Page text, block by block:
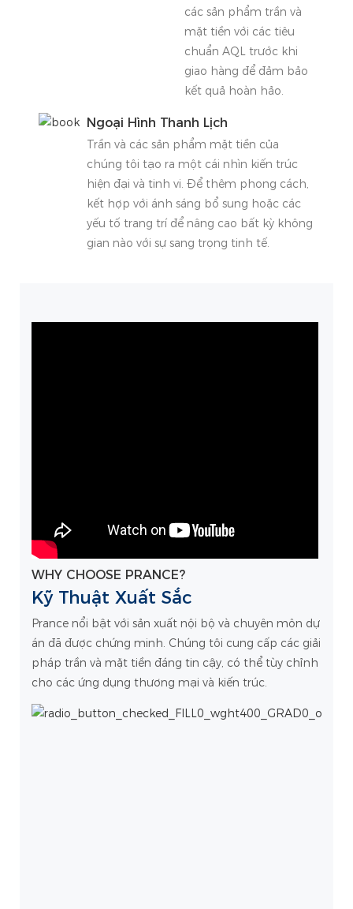
các sản phẩm trần và
mặt tiền với các tiêu
chuẩn AQL trước khi
giao hàng để đảm bảo
kết quả hoàn hảo.
Ngoại Hình Thanh Lịch
Trần và các sản phẩm mặt tiền của
chúng tôi tạo ra một cái nhìn kiến ​​trúc
hiện đại và tinh vi. Để thêm phong cách,
kết hợp với ánh sáng bổ sung hoặc các
yếu tố trang trí để nâng cao bất kỳ không
gian nào với sự sang trọng tinh tế.
WHY CHOOSE PRANCE?
Kỹ Thuật Xuất Sắc
Prance nổi bật với sản xuất nội bộ và chuyên môn dự
án đã được chứng minh. Chúng tôi cung cấp các giải
pháp trần và mặt tiền đáng tin cậy, có thể tùy chỉnh
cho các ứng dụng thương mại và kiến ​​trúc.